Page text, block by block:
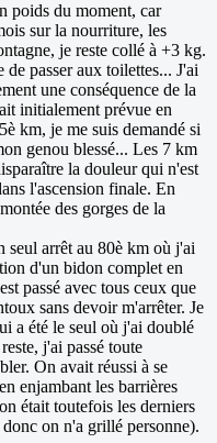
poids du moment, car
sur la nourriture, les
je reste collé à +3 kg.
passer aux toilettes... J'ai
une conséquence de la
initialement prévue en
km, je me suis demandé si
genou blessé... Les 7 km
la douleur qui n'est
l'ascension finale. En
des gorges de la
seul arrêt au 80è km où j'ai
d'un bidon complet en
passé avec tous ceux que
sans devoir m'arrêter. Je
a été le seul où j'ai doublé
j'ai passé toute
On avait réussi à se
enjambant les barrières
était toutefois les derniers
on n'a grillé personne).